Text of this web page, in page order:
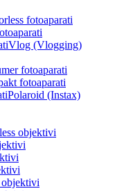
fotoaparati
Vlog (Vlogging)
fotoaparati
fotoaparati
Polaroid (Instax)
objektivi